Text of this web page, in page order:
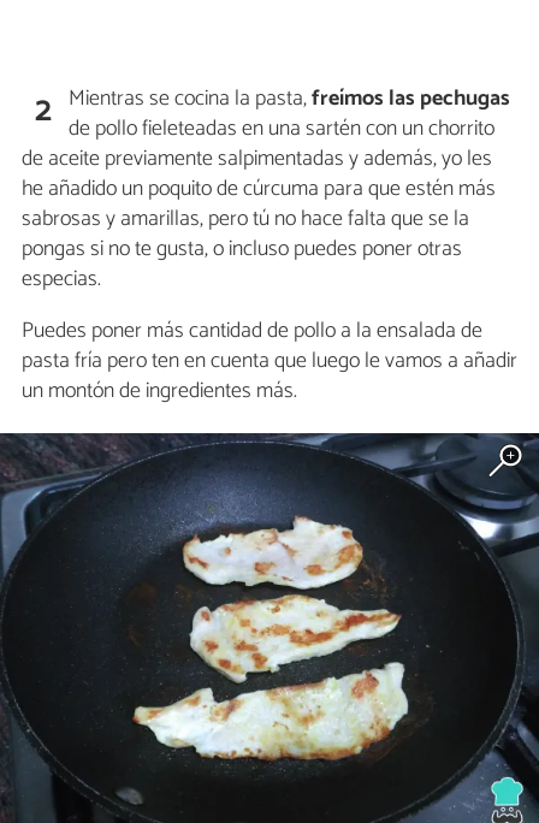
2 Mientras se cocina la pasta,freímos las pechugas
de pollo fieleteadas en una sartén con un chorrito
de aceite previamente salpimentadas y además, yo les
he añadido un poquito de cúrcuma para que estén más
sabrosas y amarillas, pero tú no hace falta que se la
pongas si no te gusta, o incluso puedes poner otras
especias.
Puedes poner más cantidad de pollo a la ensalada de
pasta fría pero ten en cuenta que luego le vamos a añadir
un montón de ingredientes más.